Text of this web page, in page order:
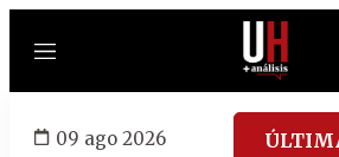
Menú
09 ago 2026